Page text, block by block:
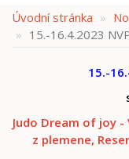
Úvodní stránka
15.-16.4.2023
15.-
Judo Dream of joy -
z plemene,